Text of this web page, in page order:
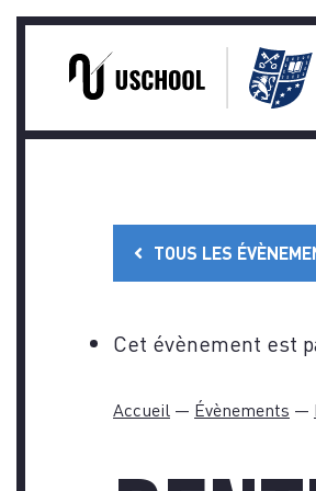
TOUS LES
Cet évènement est
Accueil — Évènements —